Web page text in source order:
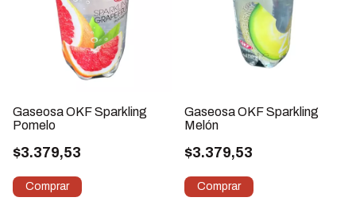
Gaseosa OKF Sparkling
Pomelo
$3.379,53
Gaseosa OKF Sparkling
Melón
$3.379,53